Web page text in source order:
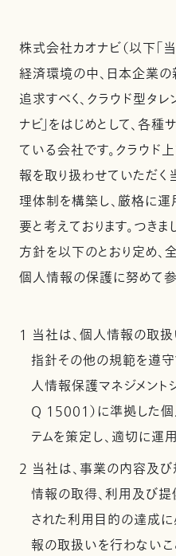
株式会社カオナビ（以下「
経済環境の中、日本企業の
追求すべく、クラウド型タレ
ナビ」をはじめとして、各
ている会社です。クラウド
報を取り扱わせていただく
理体制を構築し、厳格に運
要と考えております。つき
方針を以下のとおり定め、
個人情報の保護に努めて参
1 当社は、個人情報の取
指針その他の規範を遵守
人情報保護マネジメント
Q 15001）に準拠した個
テムを策定し、適切に運
2 当社は、事業の内容及
情報の取得、利用及び提
された利用目的の達成
報の取扱いを行わない